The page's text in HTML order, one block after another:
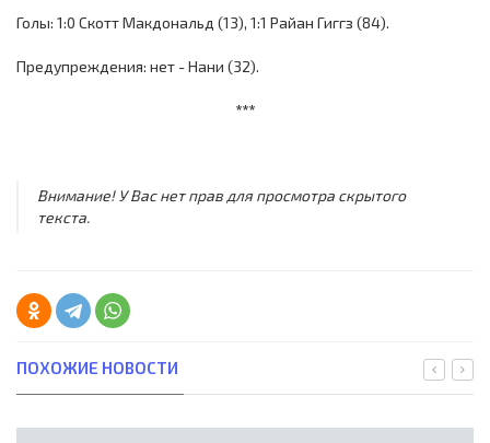
Голы: 1:0 Скотт Макдональд (13), 1:1 Райан Гиггз (84).
Предупреждения: нет - Нани (32).
***
Внимание! У Вас нет прав для просмотра скрытого
текста.
ПОХОЖИЕ НОВОСТИ